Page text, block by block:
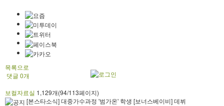
목록으로
댓글 0개
보컬자료실 1,129개(94/113페이지)
[본스타소식] 대중가수과정 '범가온' 학생 [보너스베이비] 데뷔